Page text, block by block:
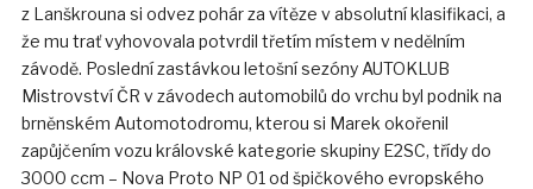
z Lanškrouna si odvez pohár za vítěze v absolutní klasifikaci, a
že mu trať vyhovovala potvrdil třetím místem v nedělním
závodě. Poslední zastávkou letošní sezóny AUTOKLUB
Mistrovství ČR v závodech automobilů do vrchu byl podnik na
brněnském Automotodromu, kterou si Marek okořenil
zapůjčením vozu královské kategorie skupiny E2SC, třídy do
3000 ccm – Nova Proto NP 01 od špičkového evropského